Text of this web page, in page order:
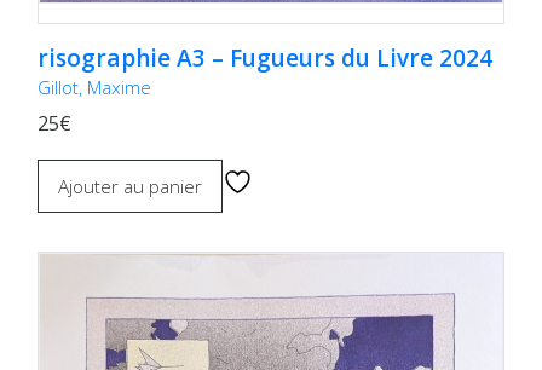
risographie A3 – Fugueurs du Livre 2024
Gillot, Maxime
25€
Ajouter au panier